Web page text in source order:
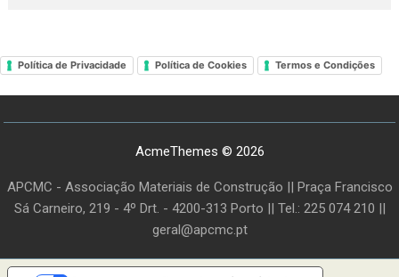
Política de Privacidade Política de Cookies Termos e Condições
AcmeThemes © 2026
APCMC - Associação Materiais de Construção || Praça Francisco
Sá Carneiro, 219 - 4º Drt. - 4200-313 Porto || Tel.: 225 074 210 ||
geral@apcmc.pt